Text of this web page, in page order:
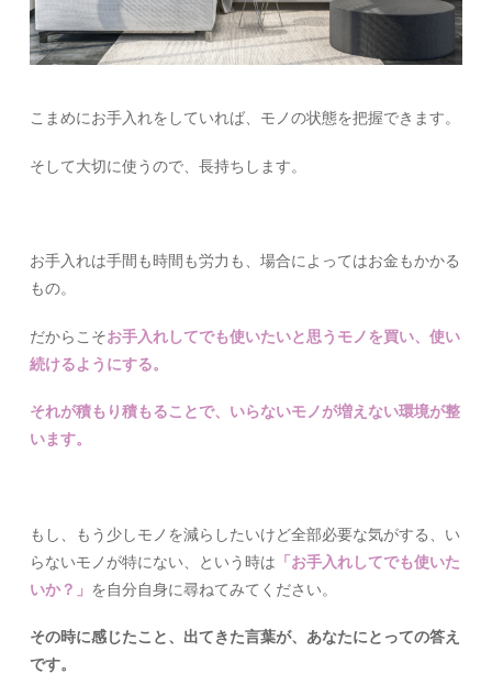
こまめにお手入れをしていれば、モノの状態を把握できます。
そして大切に使うので、長持ちします。
お手入れは手間も時間も労力も、場合によってはお金もかかる
もの。
だからこそお手入れしてでも使いたいと思うモノを買い、使い
続けるようにする。
それが積もり積もることで、いらないモノが増えない環境が整
います。
もし、もう少しモノを減らしたいけど全部必要な気がする、い
らないモノが特にない、という時は 「お手入れしてでも使いた
いか？」 を自分自身に尋ねてみてください。
その時に感じたこと、出てきた言葉が、あなたにとっての答え
です。